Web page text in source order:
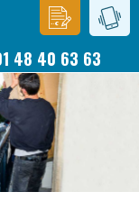
48 40 63 63